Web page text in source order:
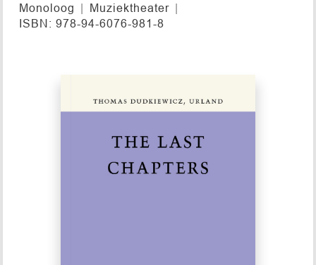
Monoloog
Muziektheater
ISBN: 978-94-6076-981-8